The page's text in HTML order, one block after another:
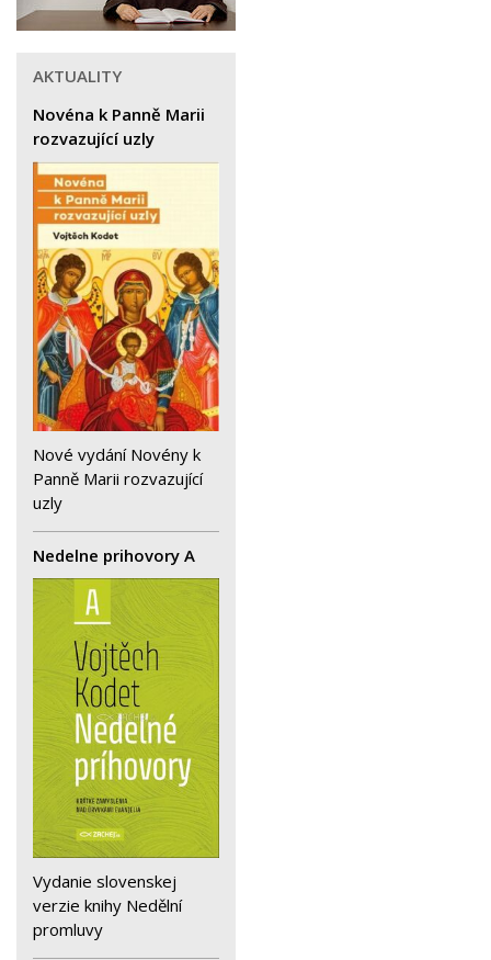
AKTUALITY
Novéna k Panně Marii
rozvazující uzly
Nové vydání Novény k
Panně Marii rozvazující
uzly
Nedelne prihovory A
Vydanie slovenskej
verzie knihy Nedělní
promluvy